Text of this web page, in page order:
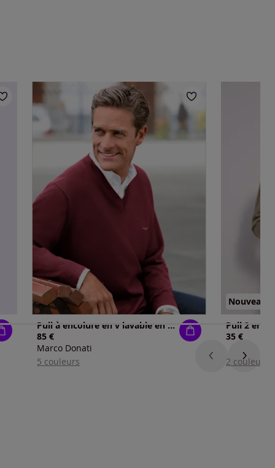
Pull à encolure en v lavable en machine
85 €
Marco Donati
5 couleurs
Nouveau
Pull 2 en 1
35 €
2 couleurs